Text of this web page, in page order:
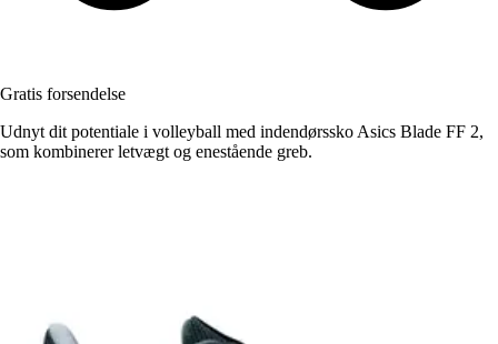
Gratis forsendelse
Udnyt dit potentiale i volleyball med indendørssko Asics Blade FF 2,
som kombinerer letvægt og enestående greb.